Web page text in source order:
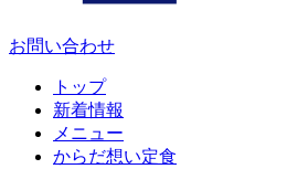
お問い合わせ
トップ
新着情報
メニュー
からだ想い定食